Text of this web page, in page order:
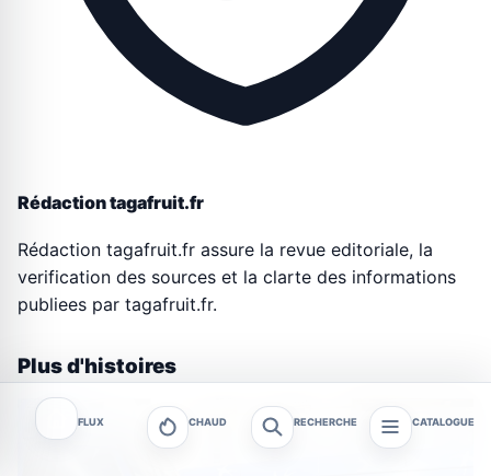
Rédaction tagafruit.fr
Rédaction tagafruit.fr assure la revue editoriale, la
verification des sources et la clarte des informations
publiees par tagafruit.fr.
Plus d'histoires
FLUX CHAUD RECHERCHE CATALOGUE